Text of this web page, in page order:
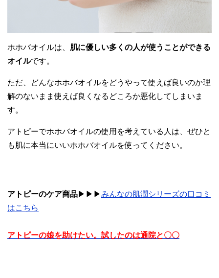
ホホバオイルは、 肌に優しい多くの人が使うことができる
オイルです。
ただ、どんなホホバオイルをどうやって使えば良いのか理
解のないまま使えば良くなるどころか悪化してしまいま
す。
アトピーでホホバオイルの使用を考えている人は、ぜひと
も肌に本当にいいホホバオイルを使ってください。
アトピーのケア商品 ▶︎▶︎▶︎みんなの肌潤シリーズの口コミ
はこちら
アトピーの娘を助けたい。試したのは通院と〇〇